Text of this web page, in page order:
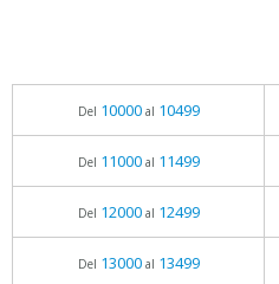
Del 10000al 10499
Del 11000al 11499
Del 12000al 12499
Del 13000al 13499